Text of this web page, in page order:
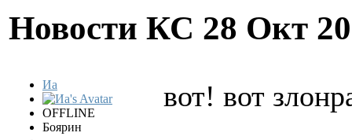
Новости КС 28 Окт
Иа
OFFLINE
Боярин
вот! вот